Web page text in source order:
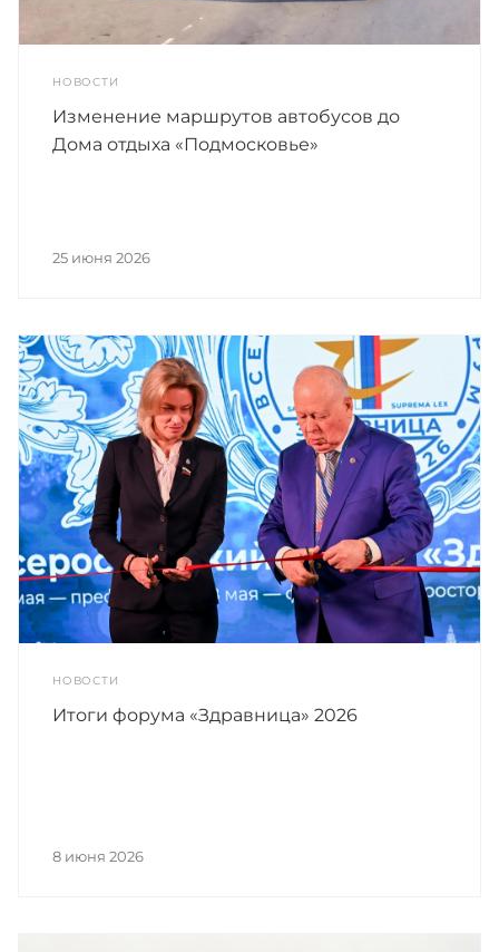
НОВОСТИ
Изменение маршрутов автобусов до
Дома отдыха «Подмосковье»
25 июня 2026
НОВОСТИ
Итоги форума «Здравница» 2026
8 июня 2026